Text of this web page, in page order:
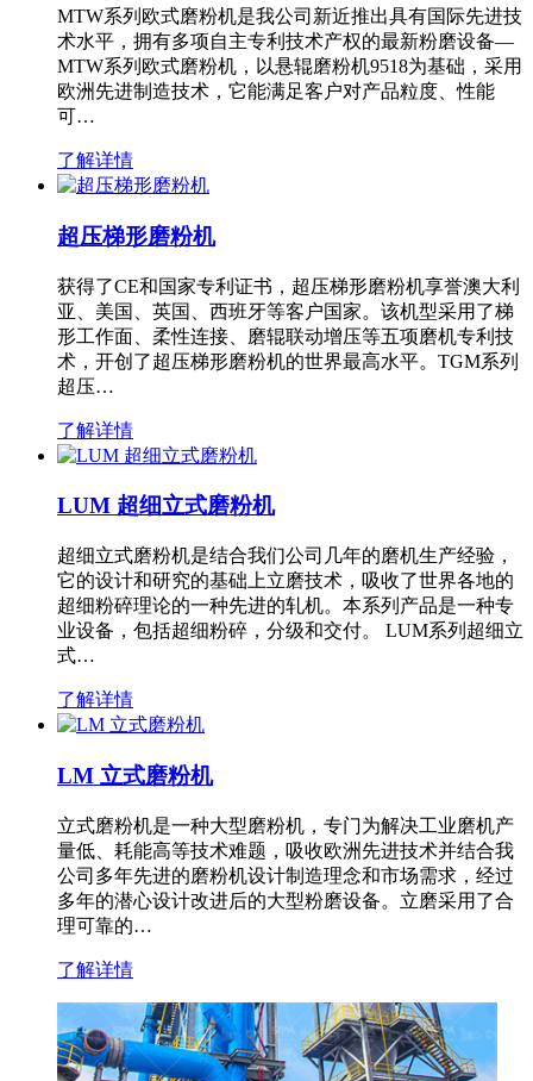
MTW系列欧式磨粉机是我公司新近推出具有国际先进技
术水平，拥有多项自主专利技术产权的最新粉磨设备—
MTW系列欧式磨粉机，以悬辊磨粉机9518为基础，采用
欧洲先进制造技术，它能满足客户对产品粒度、性能
可…
了解详情
超压梯形磨粉机
获得了CE和国家专利证书，超压梯形磨粉机享誉澳大利
亚、美国、英国、西班牙等客户国家。该机型采用了梯
形工作面、柔性连接、磨辊联动增压等五项磨机专利技
术，开创了超压梯形磨粉机的世界最高水平。TGM系列
超压…
了解详情
LUM 超细立式磨粉机
超细立式磨粉机是结合我们公司几年的磨机生产经验，
它的设计和研究的基础上立磨技术，吸收了世界各地的
超细粉碎理论的一种先进的轧机。本系列产品是一种专
业设备，包括超细粉碎，分级和交付。 LUM系列超细立
式…
了解详情
LM 立式磨粉机
立式磨粉机是一种大型磨粉机，专门为解决工业磨机产
量低、耗能高等技术难题，吸收欧洲先进技术并结合我
公司多年先进的磨粉机设计制造理念和市场需求，经过
多年的潜心设计改进后的大型粉磨设备。立磨采用了合
理可靠的…
了解详情